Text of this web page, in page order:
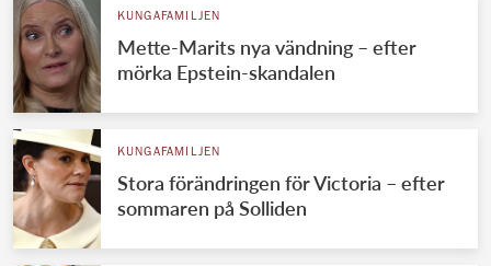
KUNGAFAMILJEN
Mette-Marits nya vändning – efter
mörka Epstein-skandalen
KUNGAFAMILJEN
Stora förändringen för Victoria – efter
sommaren på Solliden